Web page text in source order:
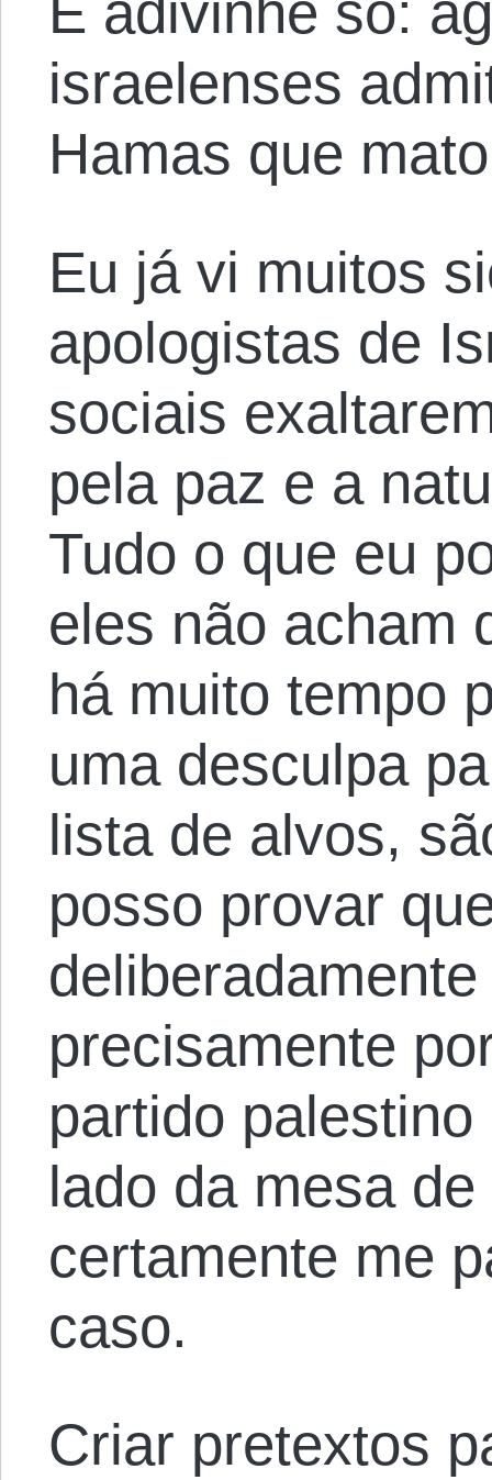
E adivinhe só:
israelenses
Hamas que
Eu já vi muitos
apologistas de
sociais
pela paz e a
Tudo o que eu
eles não acham
há muito tempo
uma desculpa
lista de alvos,
posso provar
precisamente
partido
lado da mesa
certamente me
caso.
Criar pretextos